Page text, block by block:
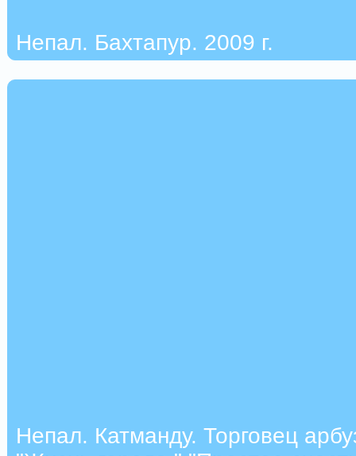
Непал. Бахтапур. 2009 г.
Непал. Катманду. Торговец